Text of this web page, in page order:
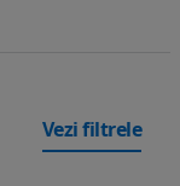
Vezi filtrele